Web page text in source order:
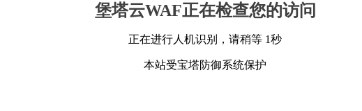
堡塔云WAF正在检查您的访问
正在进行人机识别，请稍等 1秒
本站受宝塔防御系统保护